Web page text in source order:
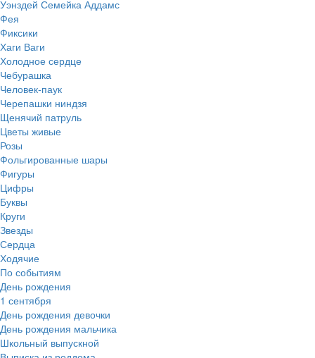
Уэнздей Семейка Аддамс
Фея
Фиксики
Хаги Ваги
Холодное сердце
Чебурашка
Человек-паук
Черепашки ниндзя
Щенячий патруль
Цветы живые
Розы
Фольгированные шары
Фигуры
Цифры
Буквы
Круги
Звезды
Сердца
Ходячие
По событиям
День рождения
1 сентября
День рождения девочки
День рождения мальчика
Школьный выпускной